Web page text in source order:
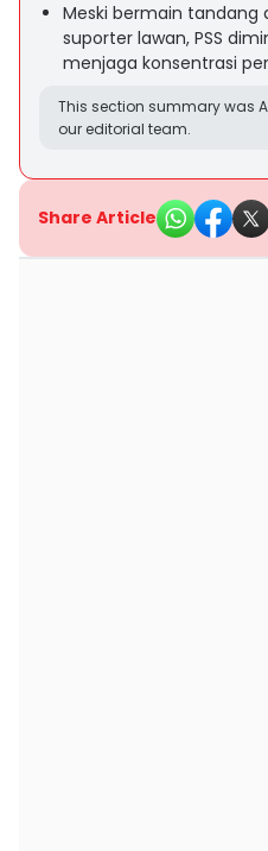
Meski bermain
suporter lawan, PSS
menjaga konsentrasi
This section summary was
our editorial team.
Share Article